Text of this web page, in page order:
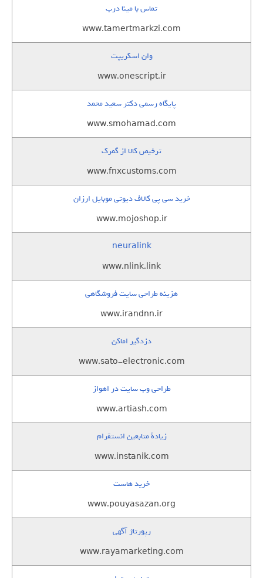
تماس با مینا درب
www.tamertmarkzi.com
وان اسکریپت
www.onescript.ir
پایگاه رسمی دکتر سعید محمد
www.smohamad.com
ترخیص کالا از گمرک
www.fnxcustoms.com
خرید سی پی کالاف دیوتی موبایل ارزان
www.mojoshop.ir
neuralink
www.nlink.link
هزینه طراحی سایت فروشگاهی
www.irandnn.ir
دزدگیر اماکن
www.sato-electronic.com
طراحی وب سایت در اهواز
www.artiash.com
زيادة متابعين انستقرام
www.instanik.com
خرید هاست
www.pouyasazan.org
رپورتاژ آگهی
www.rayamarketing.com